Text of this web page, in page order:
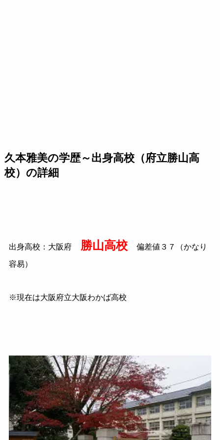
久本雅美の学歴～出身高校（府立勝山高
校）の詳細
出身高校：大阪府 勝山高校 偏差値３７（かなり
容易）
※現在は大阪府立大阪わかば高校